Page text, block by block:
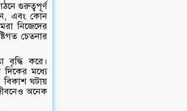
গুরুত্বপূর্ণ
এবং কোন
নিজেদের
চেতনার
বৃদ্ধি করে।
মধ্যে
বিকাশ ঘটায়
অনেক